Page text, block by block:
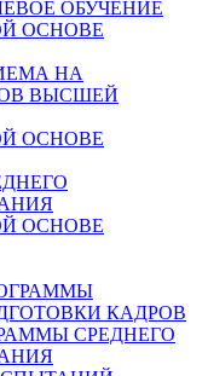
ОБУЧЕНИЕ
ОСНОВЕ
НА
ВЫСШЕЙ
ОСНОВЕ
ОСНОВЕ
КАДРОВ
СРЕДНЕГО